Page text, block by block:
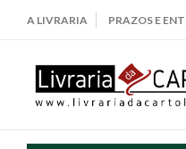
A LIVRARIA PRAZOS E